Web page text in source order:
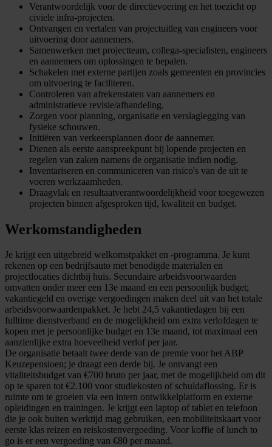
Verantwoordelijk voor de directievoering en het toezicht op
civiele infra-projecten.
Ontvangen en vertalen van projectuitleg van engineers voor
uitvoering door aannemers.
Samenwerken met projectteam, collega-specialisten, engineers
en aannemers om oplossingen te bepalen.
Schakelen met externe partijen zoals gemeenten en provincies
om uitvoering te faciliteren.
Controleren van afrekenstaten van aannemers en
administratieve revisie/afhandeling.
Zorgen voor planning, organisatie en verslaglegging van
fysieke schouwen.
Initiëren van verkeersplannen door de aannemer.
Dienen als eerste aanspreekpunt bij lopende projecten en
regelen van zaken namens de organisatie indien nodig.
Inventariseren en communiceren van risico's van de uit te
voeren werkzaamheden.
Draagvlak en resultaatverantwoordelijkheid voor toegewezen
projecten binnen afgesproken tijd, kwaliteit en budget.
Werkomstandigheden
Je krijgt een uitgebreid welkomstpakket en -programma. Je kunt
rekenen op een bedrijfsauto met benodigde materialen en
projectlocaties dichtbij huis. Secundaire arbeidsvoorwaarden
omvatten onder meer een 13e maand en een persoonlijk budget;
vakantiegeld en overige vergoedingen maken deel uit van het totale
arbeidsvoorwaardenpakket. Je hebt 24,5 vakantiedagen bij een
fulltime dienstverband en de mogelijkheid om extra verlofdagen te
kopen met je persoonlijke budget en 13e maand, tot maximaal een
aanzienlijke extra hoeveelheid verlof per jaar.
De organisatie betaalt twee derde van de premie voor het ABP
Keuzepensioen; je draagt een derde bij. Je ontvangt een
vitaliteitsbudget van €700 bruto per jaar, met de mogelijkheid om dit
op te sparen tot €2.100 voor studiekosten of schuldaflossing. Er is
ruimte om te groeien via een intern ontwikkelplatform en externe
opleidingen en trainingen. Je krijgt een laptop of tablet en telefoon
die je ook buiten werktijd mag gebruiken, een mobiliteitskaart voor
eerste klas reizen en reiskostenvergoeding. Voor koffie of lunch to
go is er een vergoeding van €80 per maand.